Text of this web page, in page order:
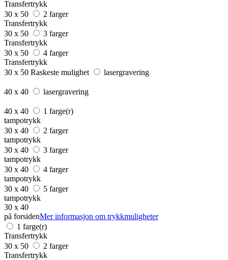
Transfertrykk
30 x 50
2 farger
Transfertrykk
30 x 50
3 farger
Transfertrykk
30 x 50
4 farger
Transfertrykk
30 x 50 Raskeste mulighet lasergravering
40 x 40 lasergravering
40 x 40
1 farge(r)
tampotrykk
30 x 40
2 farger
tampotrykk
30 x 40
3 farger
tampotrykk
30 x 40
4 farger
tampotrykk
30 x 40
5 farger
tampotrykk
30 x 40
på forsidenMer informasjon om trykkmuligheter
1 farge(r)
Transfertrykk
30 x 50
2 farger
Transfertrykk